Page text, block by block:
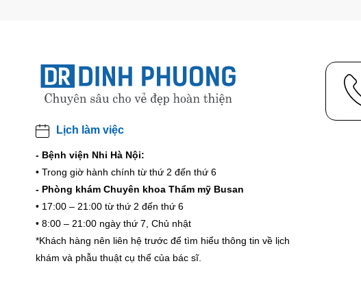
Lịch làm việc
- Bệnh viện Nhi Hà Nội:
• Trong giờ hành chính từ thứ 2 đến thứ 6
- Phòng khám Chuyên khoa Thẩm mỹ Busan
• 17:00 – 21:00 từ thứ 2 đến thứ 6
• 8:00 – 21:00 ngày thứ 7, Chủ nhật
*Khách hàng nên liên hệ trước để tìm hiểu thông tin về lịch
khám và phẫu thuật cụ thể của bác sĩ.